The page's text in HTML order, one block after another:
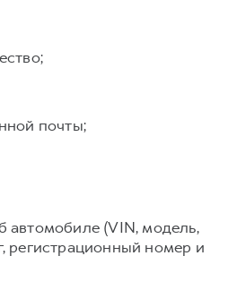
почты;
автомобиле (VIN, модель,
регистрационный номер и